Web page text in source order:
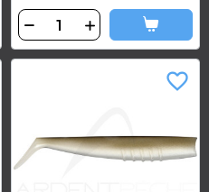
favorite_border